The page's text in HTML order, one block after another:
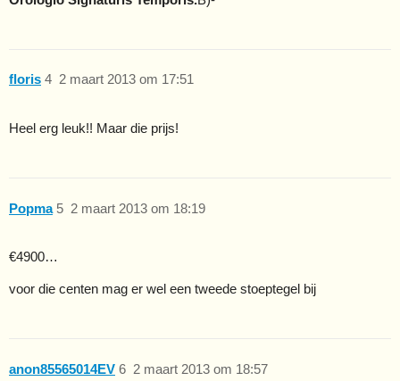
floris 2 maart 2013 om 17:51
4
Heel erg leuk!! Maar die prijs!
Popma 2 maart 2013 om 18:19
5
€4900…
voor die centen mag er wel een tweede stoeptegel bij
anon85565014EV 2 maart 2013 om 18:57
6